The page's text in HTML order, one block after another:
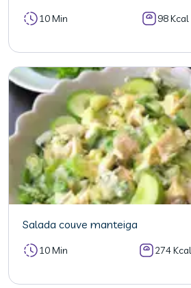
10 Min 98 Kcal
Salada couve manteiga
10 Min 274 Kcal